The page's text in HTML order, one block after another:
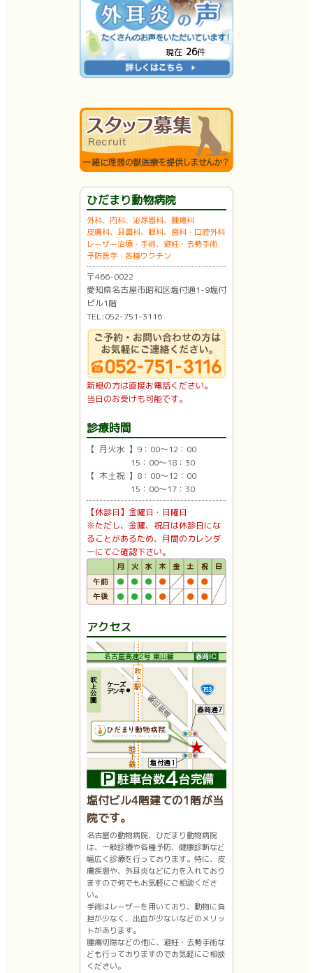
現在 26件
ひだまり動物病院
外科、内科、泌尿器科、腫瘍科
皮膚科、耳鼻科、眼科、歯科・口腔外科
レーザー治療・手術、避妊・去勢手術
予防医学・各種ワクチン
〒466-0022
愛知県名古屋市昭和区塩付通1-9塩付
ビル1階
TEL:052-751-3116
新規の方は直接お電話ください。
当日のお受けも可能です。
診療時間
【 月火水 】9：00〜12：00
15：00〜18：30
【 木土祝 】8：00〜12：00
15：00〜17：30
【休診日】金曜日・日曜日
※ただし、金曜、祝日は休診日にな
ることがあるため、月間のカレンダ
ーにてご確認下さい。
アクセス
塩付ビル4階建ての1階が当
院です。
名古屋の動物病院、ひだまり動物病院
は、一般診療や各種予防、健康診断など
幅広く診療を行っております。特に、皮
膚疾患や、外耳炎などに力を入れており
ますので何でもお気軽にご相談くださ
い。
手術はレーザーを用いており、動物に負
担が少なく、出血が少ないなどのメリッ
トがあります。
腫瘍切除などの他に、避妊・去勢手術な
ども行っておりますのでお気軽にご相談
ください。